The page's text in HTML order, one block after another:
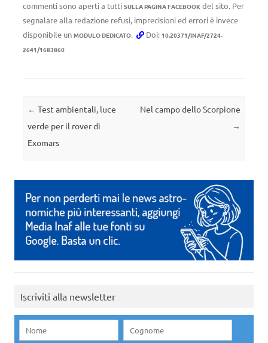
commenti sono aperti a tutti SULLA PAGINA FACEBOOK del sito. Per
segnalare alla redazione refusi, imprecisioni ed errori è invece
disponibile un MODULO DEDICATO. Doi: 10.20371/INAF/2724-
2641/1683860
Navigazione articolo
← Test ambientali, luce
verde per il rover di
Exomars
Nel campo dello Scorpione
→
Iscriviti alla newsletter